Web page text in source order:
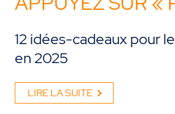
12 idées-cadeaux pour
en 2025
LIRE LA SUITE